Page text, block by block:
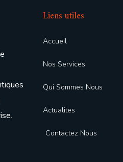
Liens utiles
Accueil
Nos Services
Qui Sommes Nous
Actualites
Contactez Nous